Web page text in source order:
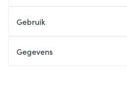
Gebruik
Gegevens